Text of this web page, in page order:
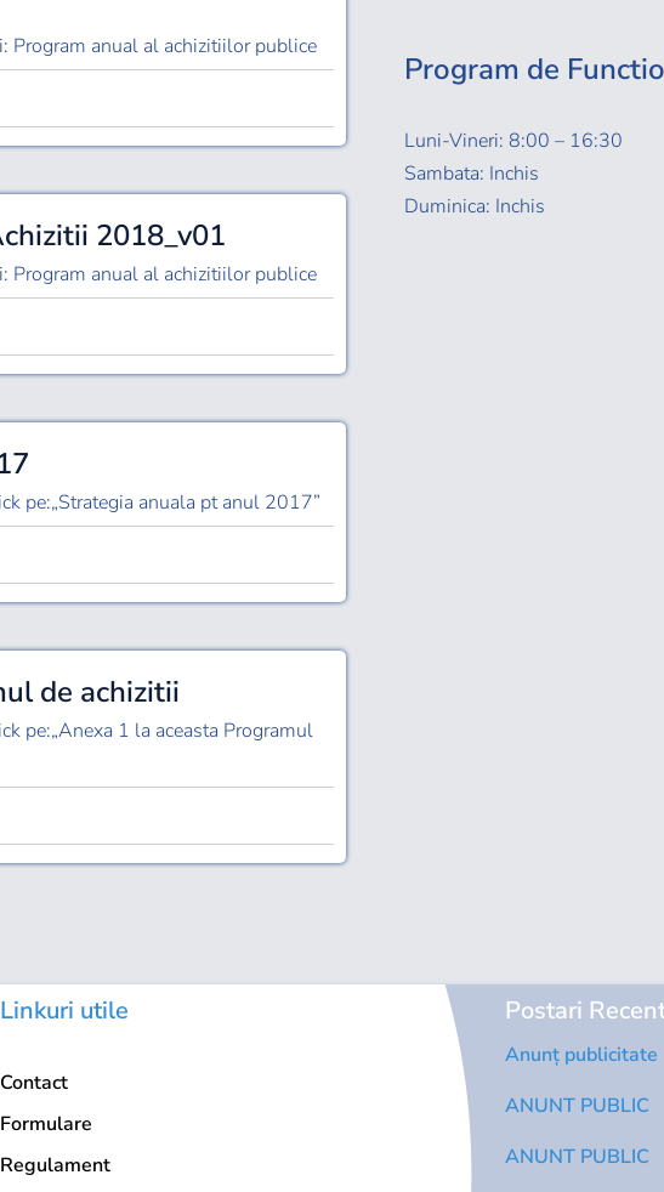
Program anual al achizitiilor publice
2018_v01
Program anual al achizitiilor publice
pe:„Strategia anuala pt anul 2017”
de achizitii
pe:„Anexa 1 la aceasta Programul
Program de
Luni-Vineri: 8:00 – 16:30
Sambata: Inchis
Duminica: Inchis
Linkuri utile
Contact
Formulare
Regulament
Postari
Anunț publicitate
ANUNT PUBLIC
ANUNT PUBLIC